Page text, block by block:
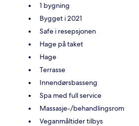
1 bygning
Bygget i 2021
Safe i resepsjonen
Hage på taket
Hage
Terrasse
Innendørsbasseng
Spa med full service
Massasje-/behandlingsrom
Veganmåltider tilbys